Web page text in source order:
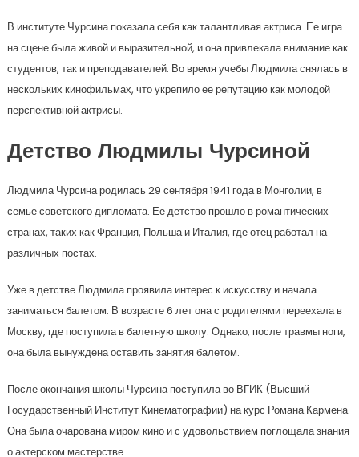
В институте Чурсина показала себя как талантливая актриса. Ее игра
на сцене была живой и выразительной, и она привлекала внимание как
студентов, так и преподавателей. Во время учебы Людмила снялась в
нескольких кинофильмах, что укрепило ее репутацию как молодой
перспективной актрисы.
Детство Людмилы Чурсиной
Людмила Чурсина родилась 29 сентября 1941 года в Монголии, в
семье советского дипломата. Ее детство прошло в романтических
странах, таких как Франция, Польша и Италия, где отец работал на
различных постах.
Уже в детстве Людмила проявила интерес к искусству и начала
заниматься балетом. В возрасте 6 лет она с родителями переехала в
Москву, где поступила в балетную школу. Однако, после травмы ноги,
она была вынуждена оставить занятия балетом.
После окончания школы Чурсина поступила во ВГИК (Высший
Государственный Институт Кинематографии) на курс Романа Кармена.
Она была очарована миром кино и с удовольствием поглощала знания
о актерском мастерстве.